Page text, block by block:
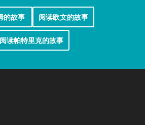
的故事 阅读欧文的故事
阅读帕特里克的故事